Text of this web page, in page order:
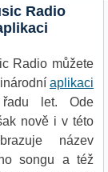
Radio
Radio můžete
aplikaci
let. Ode
nově i v této
název
songu a též